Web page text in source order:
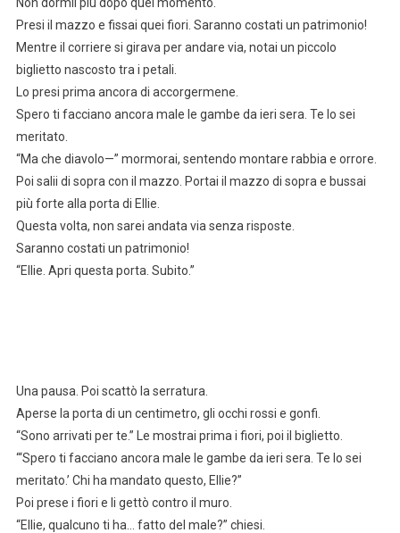
Presi il mazzo e fissai quei fiori. Saranno costati un patrimonio!
Mentre il corriere si girava per andare via, notai un piccolo
biglietto nascosto tra i petali.
Lo presi prima ancora di accorgermene.
Spero ti facciano ancora male le gambe da ieri sera. Te lo sei
meritato.
“Ma che diavolo—” mormorai, sentendo montare rabbia e orrore.
Poi salii di sopra con il mazzo. Portai il mazzo di sopra e bussai
più forte alla porta di Ellie.
Questa volta, non sarei andata via senza risposte.
Saranno costati un patrimonio!
“Ellie. Apri questa porta. Subito.”
Una pausa. Poi scattò la serratura.
Aperse la porta di un centimetro, gli occhi rossi e gonfi.
“Sono arrivati per te.” Le mostrai prima i fiori, poi il biglietto.
“‘Spero ti facciano ancora male le gambe da ieri sera. Te lo sei
meritato.’ Chi ha mandato questo, Ellie?”
Poi prese i fiori e li gettò contro il muro.
“Ellie, qualcuno ti ha… fatto del male?” chiesi.